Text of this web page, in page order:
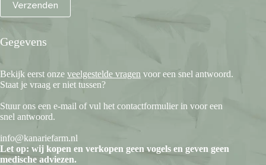
Gegevens
Bekijk eerst onze veelgestelde vragen voor een snel antwoord.
Staat je vraag er niet tussen?
Stuur ons een e-mail of vul het contactformulier in voor een
snel antwoord.
info@kanariefarm.nl
Let op: wij kopen en verkopen geen vogels en geven geen
medische adviezen.